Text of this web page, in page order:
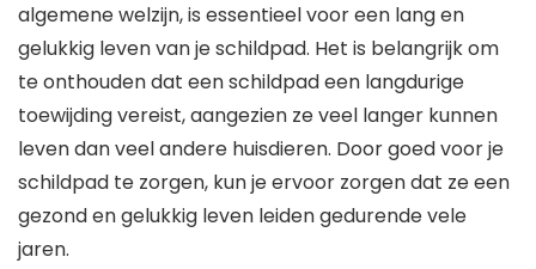
algemene welzijn, is essentieel voor een lang en
gelukkig leven van je schildpad. Het is belangrijk om
te onthouden dat een schildpad een langdurige
toewijding vereist, aangezien ze veel langer kunnen
leven dan veel andere huisdieren. Door goed voor je
schildpad te zorgen, kun je ervoor zorgen dat ze een
gezond en gelukkig leven leiden gedurende vele
jaren.